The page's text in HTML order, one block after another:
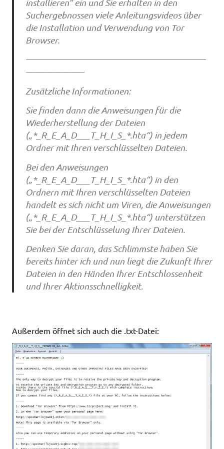
installieren“ ein und Sie erhalten in den
Suchergebnossen viele Anleitungsvideos über
die Installation und Verwendung von Tor
Browser.
————————————————————
——————–
Zusätzliche Informationen:
Sie finden dann die Anweisungen für die
Wiederherstellung der Dateien
(„*_R_E_A_D___T_H_I_S_*.hta“) in jedem
Ordner mit Ihren verschlüsselten Dateien.
Bei den Anweisungen
(„*_R_E_A_D___T_H_I_S_*.hta“) in den
Ordnern mit Ihren verschlüsselten Dateien
handelt es sich nicht um Viren, die Anweisungen
(„*_R_E_A_D___T_H_I_S_*.hta“) unterstützen
Sie bei der Entschlüsselung Ihrer Dateien.
Denken Sie daran, das Schlimmste haben Sie
bereits hinter ich und nun liegt die Zukunft Ihrer
Dateien in den Händen Ihrer Entschlossenheit
und Ihrer Aktionsschnelligkeit.
Außerdem öffnet sich auch die .txt-Datei: